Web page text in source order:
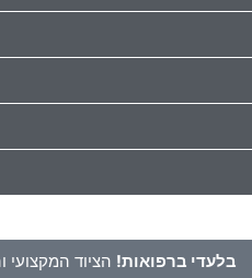
בלעדי ברפואות! הציוד המקצועי